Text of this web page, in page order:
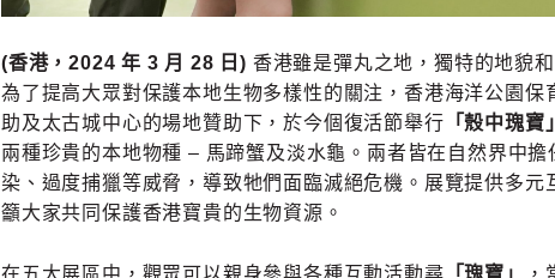
(香港，2024 年 3 月 28 日) 香港雖是彈丸之地，獨特的地貌
為了提高大眾對保護本地生物多樣性的關注，香港海洋公園
助及太古城中心的場地贊助下，於今個復活節舉行 「殼中瑰寶
兩種珍貴的本地物種 – 馬蹄蟹及淡水龜。兩者皆在自然界中
染、過度捕獵等威脅，導致牠們面臨滅絕危機。展覽提供多
籲大家共同保護香港寶貴的生物資源。
在五大展區中，觀眾可以親身參與各種互動活動尋 「瑰寶」